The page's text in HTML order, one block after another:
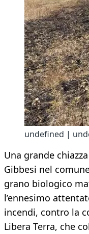
undefined |
Una grande
Gibbesi nel
grano biologico
l’ennesimo
incendi, contro la
Libera Terra, che